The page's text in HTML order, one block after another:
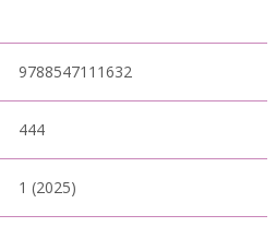
9788547111632
444
1 (2025)